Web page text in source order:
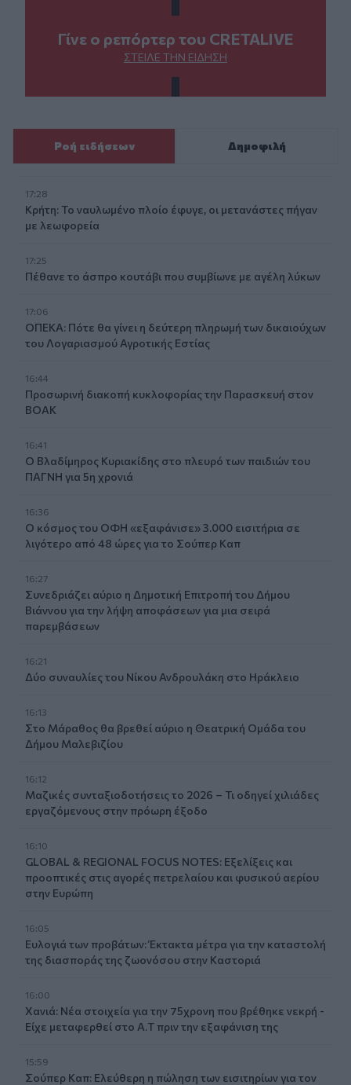
Γίνε ο ρεπόρτερ του CRETALIVE
ΣΤΕΊΛΕ ΤΗΝ ΕΊΔΗΣΗ
Ροή ειδήσεων Δημοφιλή
17:28
Κρήτη: Το ναυλωμένο πλοίο έφυγε, οι μετανάστες πήγαν
με λεωφορεία
17:25
Πέθανε το άσπρο κουτάβι που συμβίωνε με αγέλη λύκων
17:06
ΟΠΕΚΑ: Πότε θα γίνει η δεύτερη πληρωμή των δικαιούχων
του Λογαριασμού Αγροτικής Εστίας
16:44
Προσωρινή διακοπή κυκλοφορίας την Παρασκευή στον
ΒΟΑΚ
16:41
Ο Βλαδίμηρος Κυριακίδης στο πλευρό των παιδιών του
ΠΑΓΝΗ για 5η χρονιά
16:36
Ο κόσμος του ΟΦΗ «εξαφάνισε» 3.000 εισιτήρια σε
λιγότερο από 48 ώρες για το Σούπερ Καπ
16:27
Συνεδριάζει αύριο η Δημοτική Επιτροπή του Δήμου
Βιάννου για την λήψη αποφάσεων για μια σειρά
παρεμβάσεων
16:21
Δύο συναυλίες του Νίκου Ανδρουλάκη στο Ηράκλειο
16:13
Στο Μάραθος θα βρεθεί αύριο η Θεατρική Ομάδα του
Δήμου Μαλεβιζίου
16:12
Μαζικές συνταξιοδοτήσεις το 2026 – Τι οδηγεί χιλιάδες
εργαζόμενους στην πρόωρη έξοδο
16:10
GLOBAL & REGIONAL FOCUS NOTES: Εξελίξεις και
προοπτικές στις αγορές πετρελαίου και φυσικού αερίου
στην Ευρώπη
16:05
Ευλογιά των προβάτων: Έκτακτα μέτρα για την καταστολή
της διασποράς της ζωονόσου στην Καστοριά
16:00
Χανιά: Νέα στοιχεία για την 75χρονη που βρέθηκε νεκρή -
Είχε μεταφερθεί στο Α.Τ πριν την εξαφάνιση της
15:59
Σούπερ Καπ: Ελεύθερη η πώληση των εισιτηρίων για τον